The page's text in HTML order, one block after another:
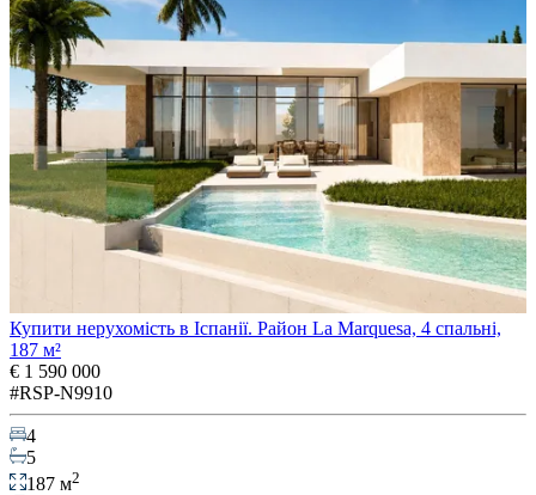
Купити нерухомість в Іспанії. Район La Marquesa, 4 спальні,
187 м²
€ 1 590 000
#RSP-N9910
4
5
187 м2